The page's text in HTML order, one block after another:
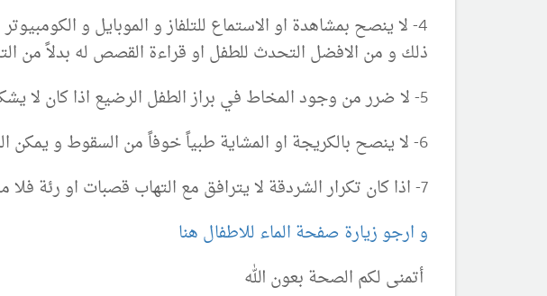
4- لا ينصح بمشاهدة او الاستماع للتلفاز و الموبايل و
ذلك و من الافضل التحدث للطفل او قراءة القصص له بدلاً من
5- لا ضرر من وجود المخاط في براز الطفل الرضيع اذا كان لا يشكو من شيء آخر
6- لا ينصح بالكريجة او المشاية طبياً خوفاً من السقوط و يمكن البدء بها في حال الضرورة بعمر 9 أشهر
7- اذا كان تكرار الشردقة لا يترافق مع التهاب قصبات او رئة فلا مشكلة
و ارجو زيارة صفحة الماء للاطفال هنا
أتمنى لكم الصحة بعون الله